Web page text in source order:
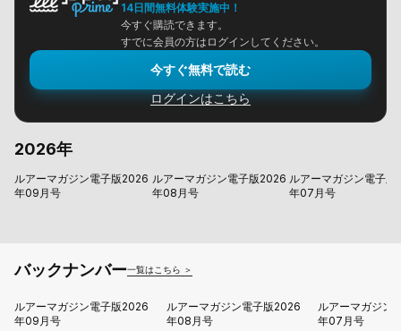
14日間無料体験実施中！
今すぐ購読できます。
すでに会員の方はログインしてください。
今すぐ無料で読む
ログインはこちら
2026年
ルアーマガジン電子版2026
年09月号
ルアーマガジン電子版2026
年08月号
ルアーマガジン電子
年07月号
バックナンバー一覧はこちら ＞
ルアーマガジン電子版2026
年09月号
ルアーマガジン電子版2026
年08月号
ルアーマガジン
年07月号